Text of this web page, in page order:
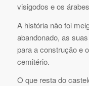
visigodos e os
A história não foi
abandonado, as
para a construção e
cemitério.
O que resta do